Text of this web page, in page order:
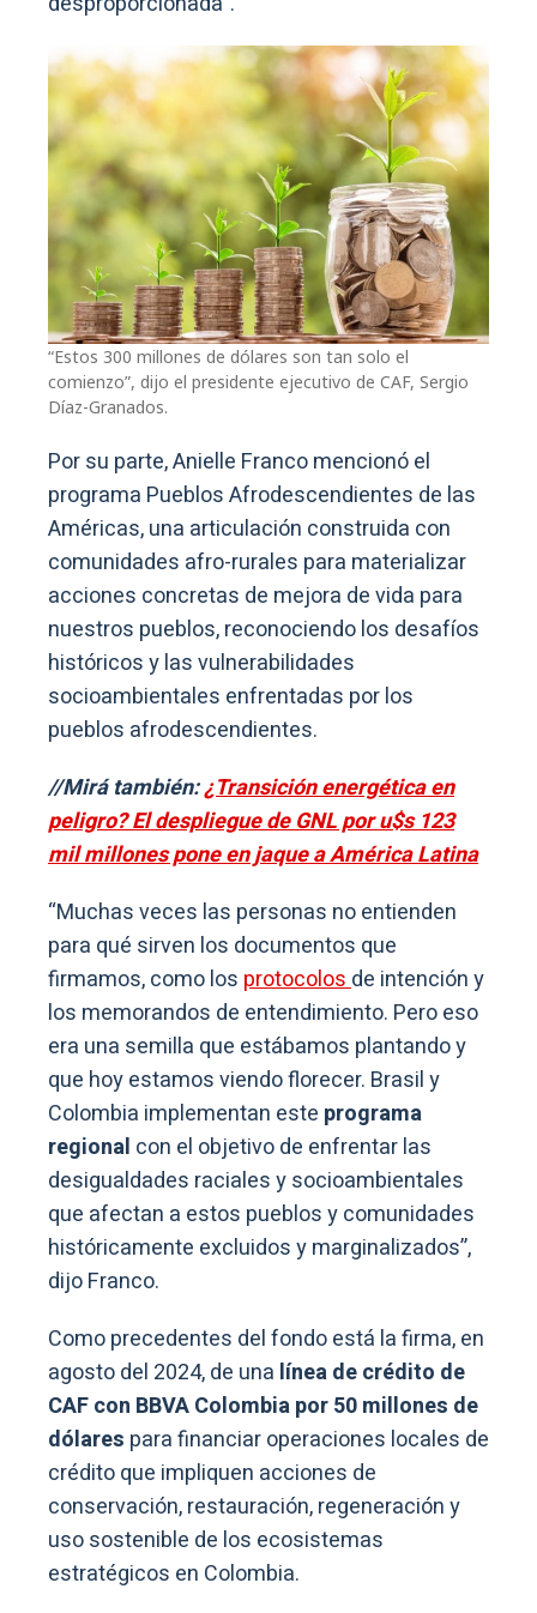
“Estos 300 millones de dólares son tan solo el
comienzo”, dijo el presidente ejecutivo de CAF, Sergio
Díaz-Granados.
Por su parte, Anielle Franco mencionó el
programa Pueblos Afrodescendientes de las
Américas, una articulación construida con
comunidades afro-rurales para materializar
acciones concretas de mejora de vida para
nuestros pueblos, reconociendo los desafíos
históricos y las vulnerabilidades
socioambientales enfrentadas por los
pueblos afrodescendientes.
//Mirá también:¿Transición energética en
peligro? El despliegue de GNL por u$s 123
mil millones pone en jaque a América Latina
“Muchas veces las personas no entienden
para qué sirven los documentos que
firmamos, como los protocolosde intención y
los memorandos de entendimiento. Pero eso
era una semilla que estábamos plantando y
que hoy estamos viendo florecer. Brasil y
Colombia implementan este programa
regional con el objetivo de enfrentar las
desigualdades raciales y socioambientales
que afectan a estos pueblos y comunidades
históricamente excluidos y marginalizados”,
dijo Franco.
Como precedentes del fondo está la firma, en
agosto del 2024, de una línea de crédito de
CAF con BBVA Colombia por 50 millones de
dólares para financiar operaciones locales de
crédito que impliquen acciones de
conservación, restauración, regeneración y
uso sostenible de los ecosistemas
estratégicos en Colombia.